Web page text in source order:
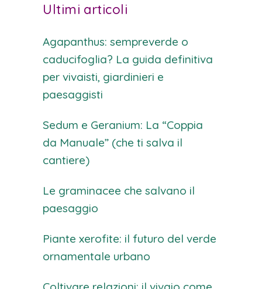
Ultimi articoli
Agapanthus: sempreverde o
caducifoglia? La guida definitiva
per vivaisti, giardinieri e
paesaggisti
Sedum e Geranium: La “Coppia
da Manuale” (che ti salva il
cantiere)
Le graminacee che salvano il
paesaggio
Piante xerofite: il futuro del verde
ornamentale urbano